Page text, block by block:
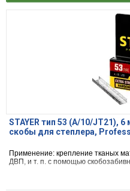
STAYER тип 53 (A/10/JT21),
скобы для степлера,
Применение: крепление тканых
ДВП, и т. п. с помощью